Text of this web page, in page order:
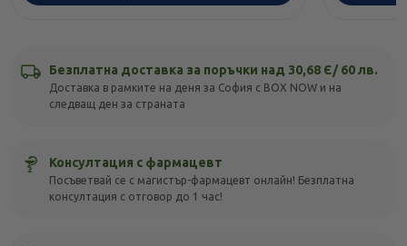
Безплатна доставка за поръчки над 30,68 Є/ 60 лв.
Доставка в рамките на деня за София с BOX NOW и на
следващ ден за страната
Консултация с фармацевт
Посъветвай се с магистър-фармацевт онлайн! Безплатна
консултация с отговор до 1 час!